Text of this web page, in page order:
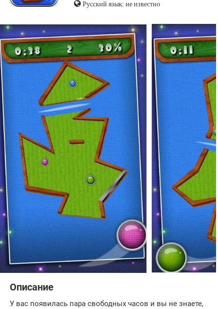
Русский язык: не известно
Описание
У вас появилась пара свободных часов и вы не знаете,